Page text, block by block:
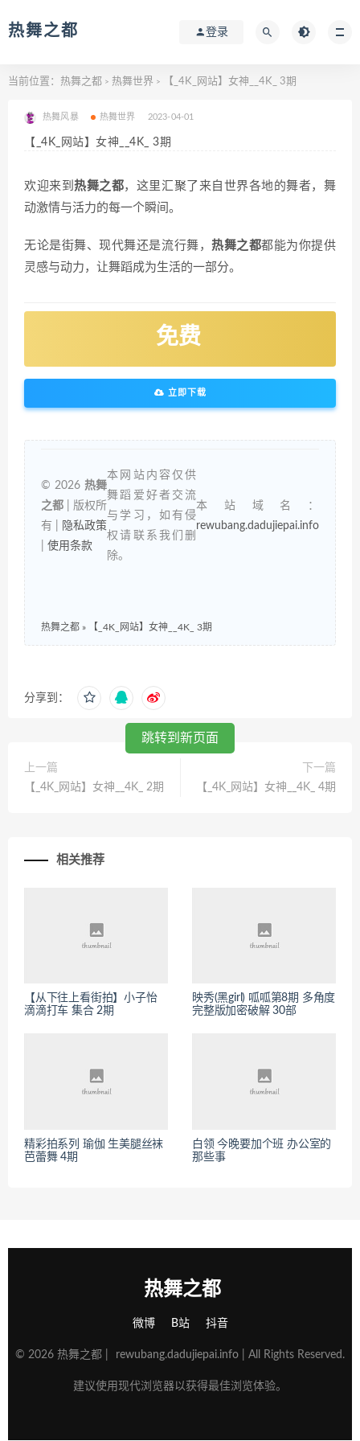
热舞之都 登录
当前位置： 热舞之都 > 热舞世界 > 【_4K_网站】女神__4K_ 3期
热舞风暴 热舞世界 2023-04-01
【_4K_网站】女神__4K_ 3期
欢迎来到热舞之都，这里汇聚了来自世界各地的舞者，舞
动激情与活力的每一个瞬间。
无论是街舞、现代舞还是流行舞，热舞之都都能为你提供
灵感与动力，让舞蹈成为生活的一部分。
免费
立即下载
© 2026 热舞
之都 | 版权所
有 |
隐私政策
使用条款
本网站内容仅供
舞蹈爱好者交流
与学习，如有侵
权请联系我们删
除。
本站域名：
rewubang.dadujiepai.info
热舞之都 » 【_4K_网站】女神__4K_ 3期
分享到：
上一篇
【_4K_网站】女神__4K_ 2期
下一篇
【_4K_网站】女神__4K_ 4期
相关推荐
【从下往上看街拍】小子怡
滴滴打车 集合 2期
映秀(黑girl) 呱呱第8期 多角度
完整版加密破解 30部
精彩拍系列 瑜伽 生美腿丝袜
芭蕾舞 4期
白领 今晚要加个班 办公室的
那些事
热舞之都
微博 B站 抖音
© 2026 热舞之都 | rewubang.dadujiepai.info | All Rights Reserved.
建议使用现代浏览器以获得最佳浏览体验。
跳转到新页面